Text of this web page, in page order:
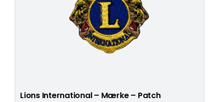
Lions International – Mærke – Patch